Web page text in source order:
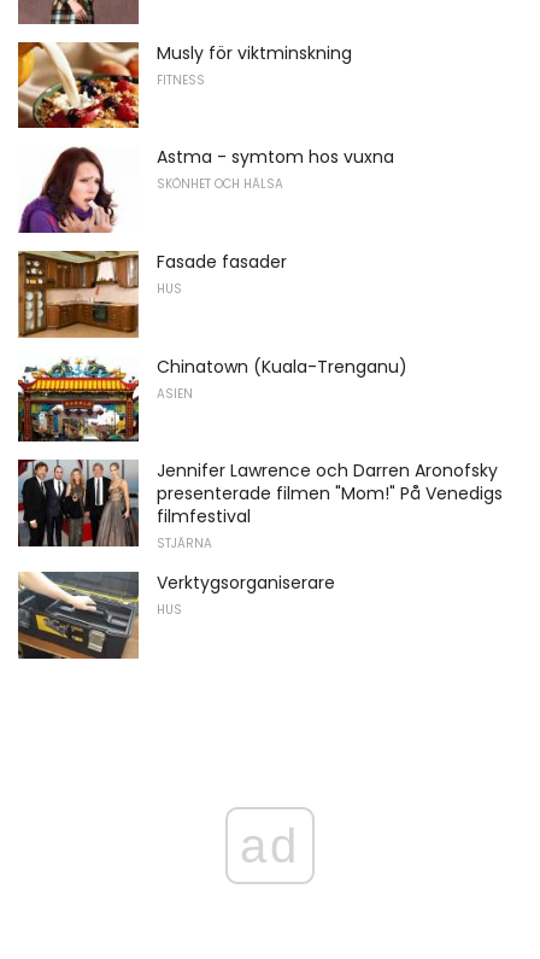
Musly för viktminskning
FITNESS
Astma - symtom hos vuxna
SKÖNHET OCH HÄLSA
Fasade fasader
HUS
Chinatown (Kuala-Trenganu)
ASIEN
Jennifer Lawrence och Darren Aronofsky
presenterade filmen "Mom!" På Venedigs
filmfestival
STJÄRNA
Verktygsorganiserare
HUS
ad